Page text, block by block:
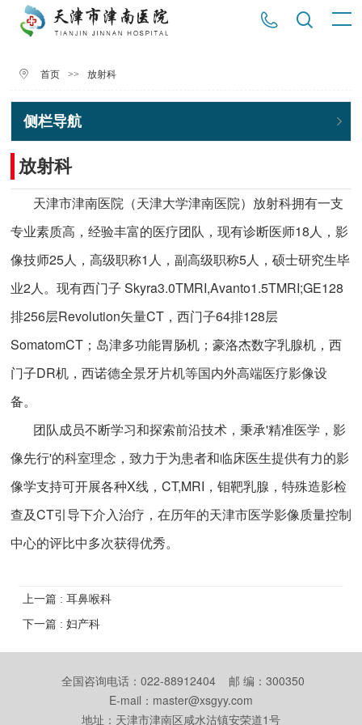
首页 >> 放射科
侧栏导航
放射科
天津市津南医院（天津大学津南医院）放射科拥有一支
专业素质高，经验丰富的医疗团队，现有诊断医师18人，影
像技师25人，高级职称1人，副高级职称5人，硕士研究生毕
业2人。现有西门子 Skyra3.0TMRI,Avanto1.5TMRI;GE128
排256层Revolution矢量CT，西门子64排128层
SomatomCT；岛津多功能胃肠机；豪洛杰数字乳腺机，西
门子DR机，西诺德全景牙片机等国内外高端医疗影像设
备。
团队成员不断学习和探索前沿技术，秉承'精准医学，影
像先行'的科室理念，致力于为患者和临床医生提供有力的影
像学支持可开展各种X线，CT,MRI，钼靶乳腺，特殊造影检
查及CT引导下介入治疗，在历年的天津市医学影像质量控制
中心的评比中多次获得优秀。
上一篇 : 耳鼻喉科
下一篇 : 妇产科
全国咨询电话：022-88912404 邮 编：300350
E-mail：master@xsgyy.com
地址：天津市津南区咸水沽镇安荣道1号